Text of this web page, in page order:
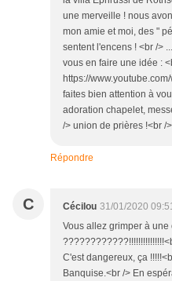
une merveille ! nous
mon amie et moi, des "
sentent l'encens ! <br />
vous en faire une idée :
https://
faites bien attention à
adoration chapelet,
/> union de prières !<br /
Répondre
C Cécilou 31/01/2020
Vous allez grimper à
C'est dangereux, ça
Banquise.<br /> En